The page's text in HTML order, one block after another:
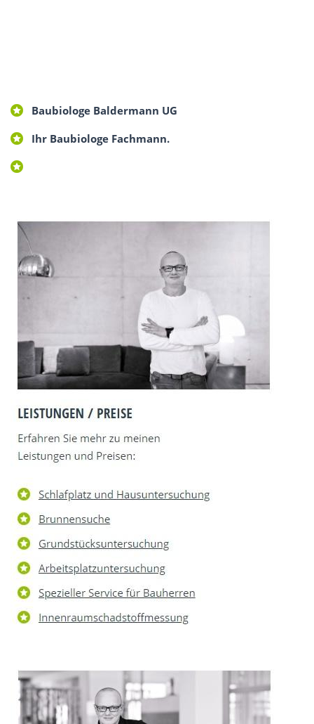
Baubiologe Baldermann UG
Ihr Baubiologe Fachmann.